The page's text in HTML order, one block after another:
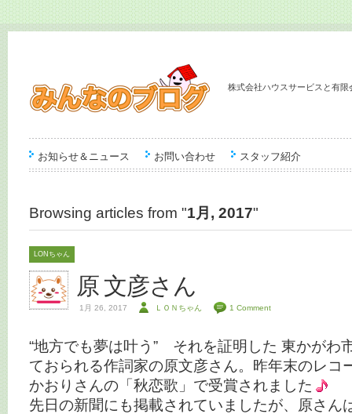
株式会社ハウスサービスと有
お知らせ＆ニュース お問い合わせ スタッフ紹介
Browsing articles from "1月, 2017"
LONちゃん
原 文彦さん
1月 26, 2017 ＬＯＮちゃん 1 Comment
“地方でも夢は叶う” それを証明した 東かがわ
ておられる作詞家の原文彦さん。昨年末のレコ
かおりさんの「秋恋歌」で受賞されました
先日の新聞にも掲載されていましたが、原さん